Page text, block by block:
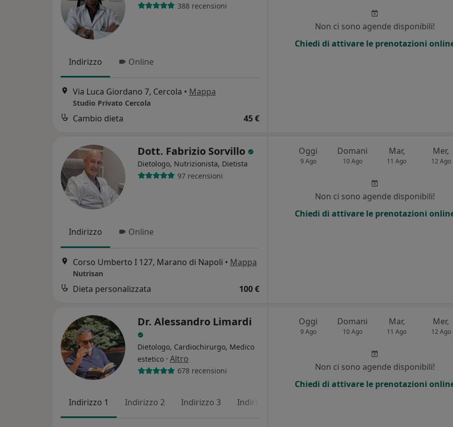
388 recensioni
Indirizzo Online
Via Luca Giordano 7, Cercola • Mappa
Studio Privato Cercola
Cambio dieta 45 €
Non ci sono agende disponibili!
Chiedi di attivare le prenotazioni
Dott. Fabrizio Sorvillo
Dietologo, Nutrizionista, Dietista
97 recensioni
Indirizzo Online
Corso Umberto I 127, Marano di Napoli • Mappa
Nutrisan
Dieta personalizzata 100 €
Oggi
9 Ago
Domani
10 Ago
Mar,
11 Ago
Mer,
12 Ago
Non ci sono agende disponibili!
Chiedi di attivare le prenotazioni
Dr. Alessandro Limardi
Dietologo, Cardiochirurgo, Medico
estetico · Altro
678 recensioni
Indirizzo 1 Indirizzo 2 Indirizzo 3 Indirizzo 4
Oggi
9 Ago
Domani
10 Ago
Mar,
11 Ago
Mer,
12 Ago
Non ci sono agende disponibili!
Chiedi di attivare le prenotazioni